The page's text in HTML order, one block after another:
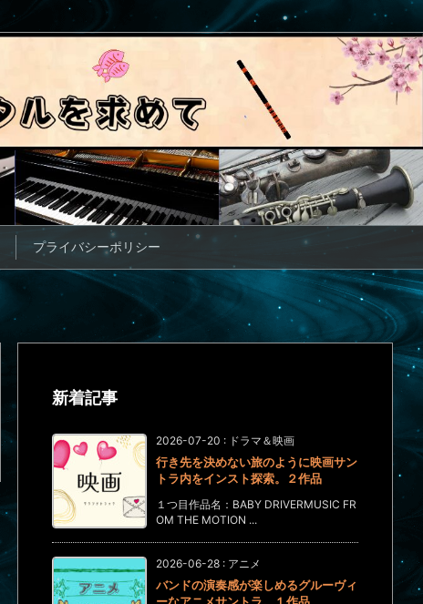
プライバシーポリシー
新着記事
2026-07-20 : ドラマ＆映画
行き先を決めない旅のように映画サン
トラ内をインスト探索。２作品
１つ目作品名：BABY DRIVERMUSIC FR
OM THE MOTION ...
2026-06-28 : アニメ
バンドの演奏感が楽しめるグルーヴィ